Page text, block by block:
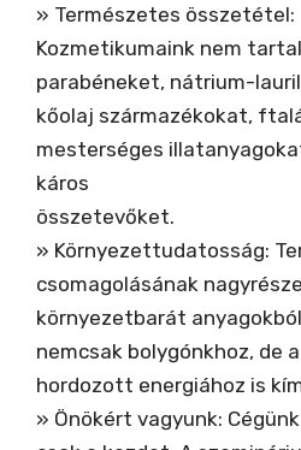
» Természetes összetétel:
Kozmetikumaink nem
parabéneket, nátrium-
kőolaj származékokat,
mesterséges
káros
összetevőket.
» Környezettudatosság:
csomagolásának
környezetbarát
nemcsak bolygónkhoz, de
hordozott energiához is
» Önökért vagyunk: